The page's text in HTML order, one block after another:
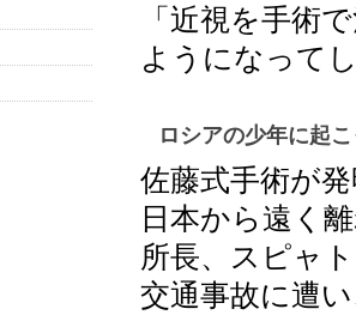
「近視を手術
ようになって
ロシアの少年に起
佐藤式手術が
日本から遠く
所長、スピャ
交通事故に遭